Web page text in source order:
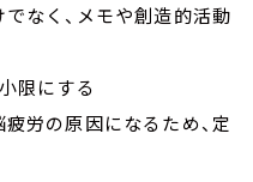
なく、メモや創造的活動
限にする
労の原因になるため、定